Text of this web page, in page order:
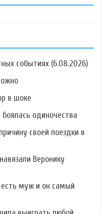
событиях (6.08.2026)
в шоке
одиночества
своей поездки в
Веронику
есть муж и он самый